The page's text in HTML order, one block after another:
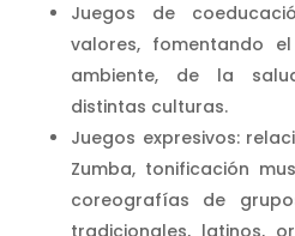
Juegos de
valores, fomentando
ambiente, de la
distintas culturas.
Juegos expresivos:
Zumba, tonificación
coreografías de